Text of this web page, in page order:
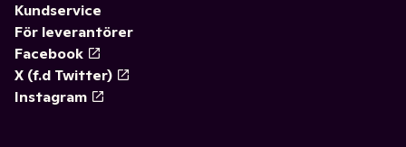
Kundservice
För leverantörer
Facebook
X (f.d Twitter)
Instagram